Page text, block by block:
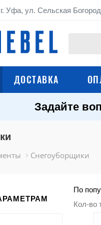
Уфа, ул. Сельская
ДОСТАВКА
Задайте
Снегоуборщики
По
Кол-во